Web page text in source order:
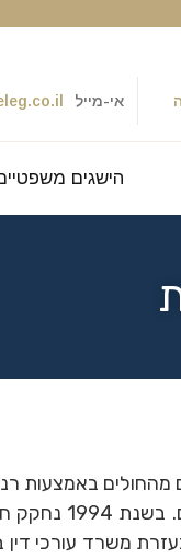
אי-מייל
הישגים
הגזזת בארץ בשנות ה – 50, טופלו
מאוחר יותר, לפגיעות
משרד עורכי דין